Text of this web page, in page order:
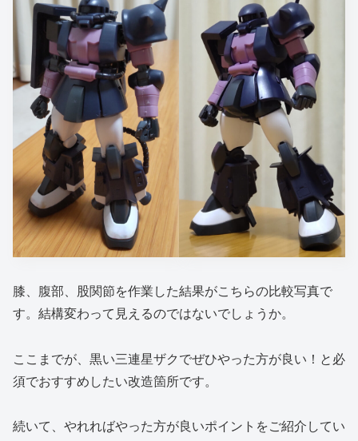
膝、腹部、股関節を作業した結果がこちらの比較写真で
す。結構変わって見えるのではないでしょうか。
ここまでが、黒い三連星ザクでぜひやった方が良い！と必
須でおすすめしたい改造箇所です。
続いて、やれればやった方が良いポイントをご紹介してい